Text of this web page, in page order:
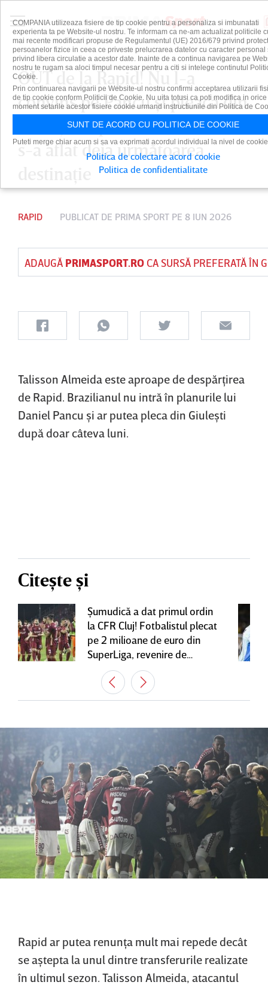
OUT de la Rapid! Nu l-a
convins pe Pancu şi pleacă din
Giuleşti după doar câteva luni:
s-a aflat deja următoarea
RAPID PUBLICAT DE PRIMA SPORT PE 8 IUN 2026
ADAUGĂ PRIMASPORT.ROCA SURSĂ PREFERATĂ ÎN
Talisson Almeida este aproape de despărţirea
de Rapid. Brazilianul nu intră în planurile lui
Daniel Pancu şi ar putea pleca din Giuleşti
după doar câteva luni.
Citește și
Şumudică a dat primul ordin
la CFR Cluj! Fotbalistul plecat
pe 2 milioane de euro din
SuperLiga, revenire de
senzaţie în Gruia
Rapid ar putea renunţa mult mai repede decât
se aştepta la unul dintre transferurile realizate
în ultimul sezon. Talisson Almeida, atacantul
COMPANIA utilizeaza fisiere de tip cookie pentru a personaliza si imbunatati
experienta ta pe Website-ul nostru. Te informam ca ne-am actualizat politicile
mai recente modificari propuse de Regulamentul (UE) 2016/679 privind
persoanelor fizice in ceea ce priveste prelucrarea datelor cu caracter personal
privind libera circulatie a acestor date. Inainte de a continua navigarea pe
nostru te rugam sa aloci timpul necesar pentru a citi si intelege continutul
Cookie.
Prin continuarea navigarii pe Website-ul nostru confirmi acceptarea utilizarii
de tip cookie conform Politicii de Cookie. Nu uita totusi ca poti modifica in orice
moment setarile acestor fisiere cookie urmand instructiunile din Politica de
SUNT DE ACORD CU POLITICA DE COOKIE
Puteti merge chiar acum si sa va exprimati acordul individual la nivel de
Politica de colectare acord cookie
Politica de confidentialitate